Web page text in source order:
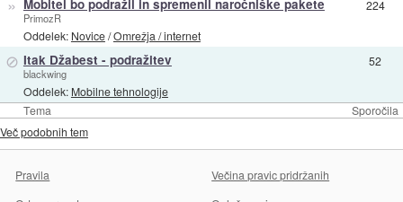
Tema Sporočila
» Mobitel bo podražil in spremenil naročniške pakete
PrimozR
Oddelek: Novice/Omrežja / internet
224
⊘ Itak Džabest - podražitev
blackwing
Oddelek: Mobilne tehnologije
52
Več podobnih tem
Pravila
Večina pravic pridržanih